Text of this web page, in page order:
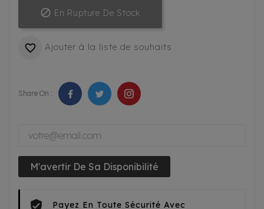
 En Rupture De Stock
 Ajouter à la liste de souhaits
Share On :
M'avertir De Sa Disponibilité
Payez En Toute Sécurité Avec